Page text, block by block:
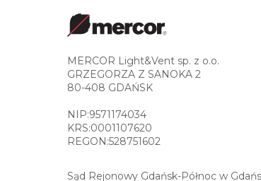
MERCOR Light&Vent sp. z o.o.
GRZEGORZA Z SANOKA 2
80-408 GDAŃSK
NIP:9571174034
KRS:0001107620
REGON:528751602
Sąd Rejonowy Gdańsk-Północ w